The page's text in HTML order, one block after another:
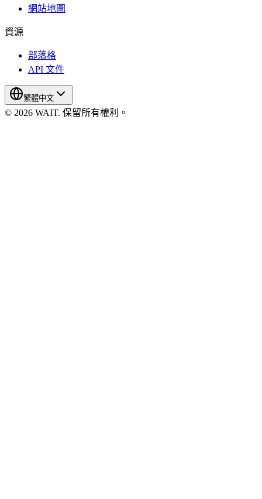
網站地圖
資源
部落格
API 文件
繁體中文
© 2026 WAIT. 保留所有權利。